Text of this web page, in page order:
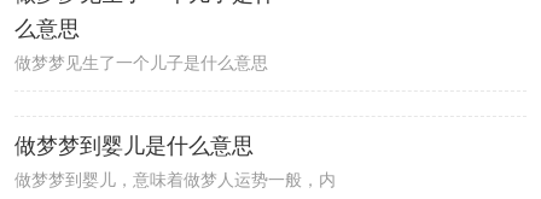
么意思
做梦梦见生了一个儿子是什么意思
做梦梦到婴儿是什么意思
做梦梦到婴儿，意味着做梦人运势一般，内